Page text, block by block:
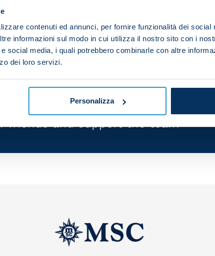
contenuti ed annunci, per fornire funzionalità dei social
informazioni sul modo in cui utilizza il nostro sito con i
social media, i quali potrebbero combinarle con altre
dei loro servizi.
Personalizza
at New Balance Arena did recovery work while the
Napoli Training Centre today for the final stage
friends and support the team